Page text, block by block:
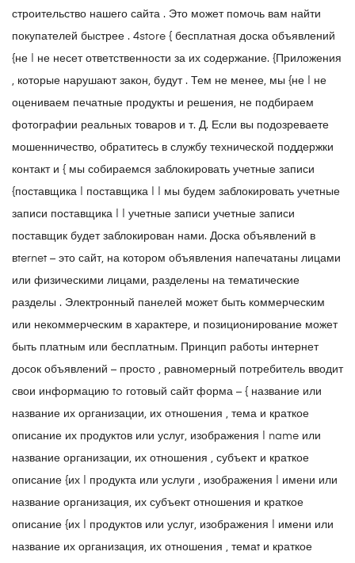
строительство нашего сайта . Это может помочь вам найти
покупателей быстрее . 4store { бесплатная доска объявлений
{не | не несет ответственности за их содержание. {Приложения
, которые нарушают закон, будут . Тем не менее, мы {не | не
оцениваем печатные продукты и решения, не подбираем
фотографии реальных товаров и т. Д. Если вы подозреваете
мошенничество, обратитесь в службу технической поддержки
контакт и { мы собираемся заблокировать учетные записи
{поставщика | поставщика | | мы будем заблокировать учетные
записи поставщика | | учетные записи учетные записи
поставщик будет заблокирован нами. Доска объявлений в
вternet – это сайт, на котором объявления напечатаны лицами
или физическими лицами, разделены на тематические
разделы . Электронный панелей может быть коммерческим
или некоммерческим в характере, и позиционирование может
быть платным или бесплатным. Принцип работы интернет
досок объявлений – просто , равномерный потребитель вводит
свои информацию to готовый сайт форма – { название или
название их организации, их отношения , тема и краткое
описание их продуктов или услуг, изображения | name или
название организации, их отношения , субъект и краткое
описание {их | продукта или услуги , изображения | имени или
название организация, их субъект отношения и краткое
описание {их | продуктов или услуг, изображения | имени или
название их организация, их отношения , темаt и краткое